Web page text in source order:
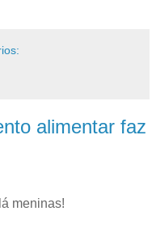
alimentar faz
meninas!